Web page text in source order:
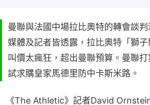
曼聯與法國中場拉比奧特的轉會談
媒體及記者皆透露，拉比奧特「獅
叫價太瘋狂，超出曼聯預算。曼聯
試求購皇家馬德里防中卡斯米路。
《The Athletic》記者David